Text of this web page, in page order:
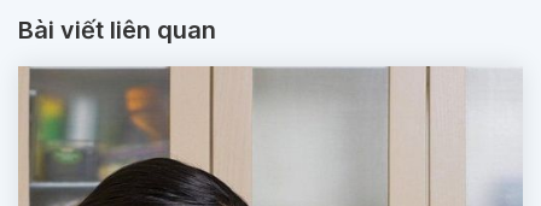
Bài viết liên quan